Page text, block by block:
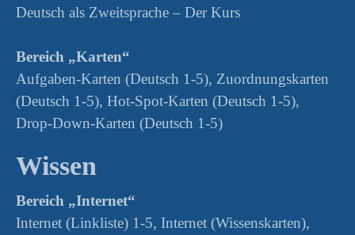
Deutsch als Zweitsprache – Der Kurs
Bereich „Karten“
Aufgaben-Karten (Deutsch 1-5), Zuordnungskarten
(Deutsch 1-5), Hot-Spot-Karten (Deutsch 1-5),
Drop-Down-Karten (Deutsch 1-5)
Wissen
Bereich „Internet“
Internet (Linkliste) 1-5, Internet (Wissenskarten),